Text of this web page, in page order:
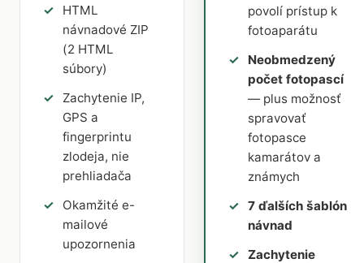
HTML
návnadové ZIP
(2 HTML
súbory)
Zachytenie IP,
GPS a
fingerprintu
zlodeja, nie
prehliadača
Okamžité e-
mailové
upozornenia
povolí prístup k
fotoaparátu
Neobmedzený
počet fotopascí
— plus možnosť
spravovať
fotopasce
kamarátov a
známych
7 ďalších šablón
návnad
Zachytenie